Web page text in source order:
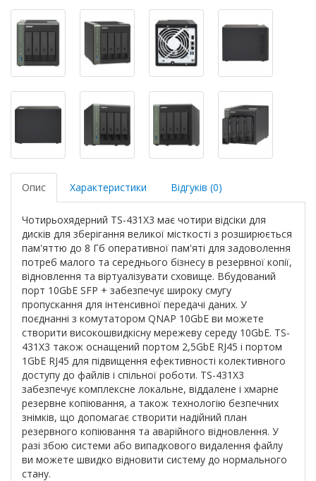
Опис Характеристики Відгуків (0)
Чотирьохядерний TS-431X3 має чотири відсіки для
дисків для зберігання великої місткості з розширюється
пам'яттю до 8 Гб оперативної пам'яті для задоволення
потреб малого та середнього бізнесу в резервної копії,
відновлення та віртуалізувати сховище. Вбудований
порт 10GbE SFP + забезпечує широку смугу
пропускання для інтенсивної передачі даних. У
поєднанні з комутатором QNAP 10GbE ви можете
створити високошвидкісну мережеву середу 10GbE. TS-
431X3 також оснащений портом 2,5GbE RJ45 і портом
1GbE RJ45 для підвищення ефективності колективного
доступу до файлів і спільної роботи. TS-431X3
забезпечує комплексне локальне, віддалене і хмарне
резервне копіювання, а також технологію безпечних
знімків, що допомагає створити надійний план
резервного копіювання та аварійного відновлення. У
разі збою системи або випадкового видалення файлу
ви можете швидко відновити систему до нормального
стану.